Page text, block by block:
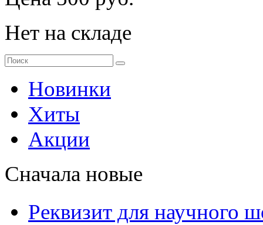
Нет на складе
Новинки
Хиты
Акции
Сначала новые
Реквизит для научного